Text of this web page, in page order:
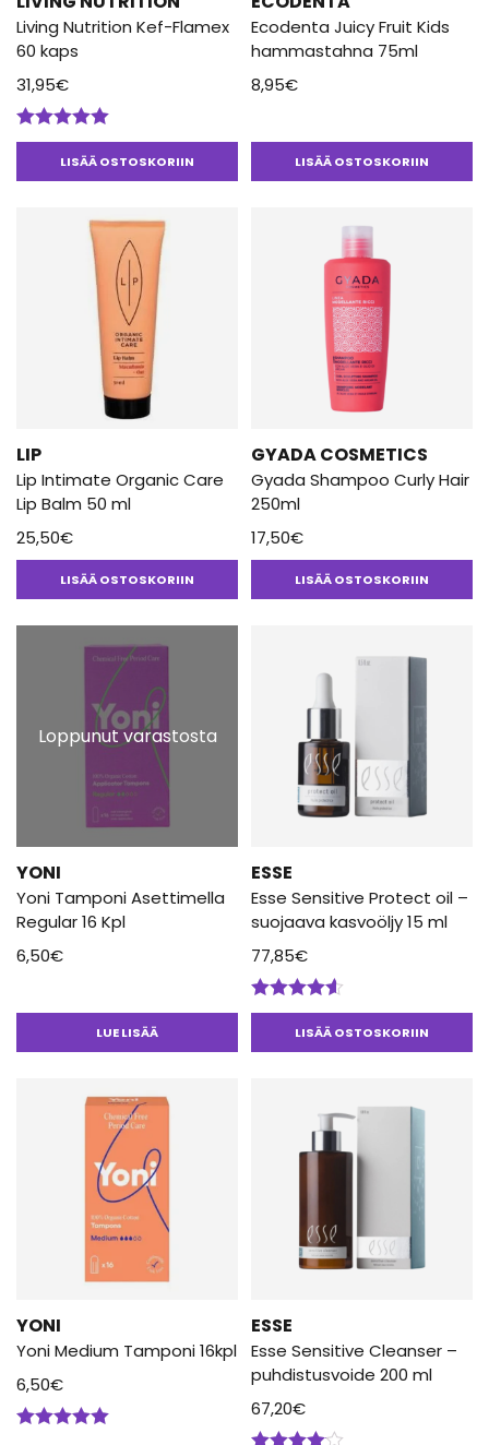
Living Nutrition Kef-Flamex
60 kaps
31,95€
Arvostelu
tuotteesta:LISÄÄ OSTOSKORIIN
Ecodenta Juicy Fruit Kids
hammastahna 75ml
8,95€
LISÄÄ OSTOSKORIIN
LIP
Lip Intimate Organic Care
Lip Balm 50 ml
25,50€
LISÄÄ OSTOSKORIIN
GYADA COSMETICS
Gyada Shampoo Curly Hair
250ml
17,50€
LISÄÄ OSTOSKORIIN
Loppunut varastosta
YONI
Yoni Tamponi Asettimella
Regular 16 Kpl
6,50€
LUE LISÄÄ
ESSE
Esse Sensitive Protect oil –
suojaava kasvoöljy 15 ml
77,85€
Arvostelu
tuotteesta:LISÄÄ OSTOSKORIIN
YONI
Yoni Medium Tamponi 16kpl
6,50€
ESSE
Esse Sensitive Cleanser –
puhdistusvoide 200 ml
67,20€